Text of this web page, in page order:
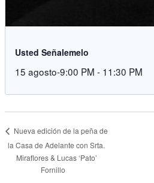
Usted Señalemelo
15 agosto-9:00 PM - 11:30 PM
Nueva edición de la peña de
la Casa de Adelante con Srta.
Miraflores & Lucas ‘Pato’
Fornillo